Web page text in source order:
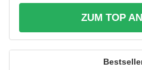
ZUM TOP